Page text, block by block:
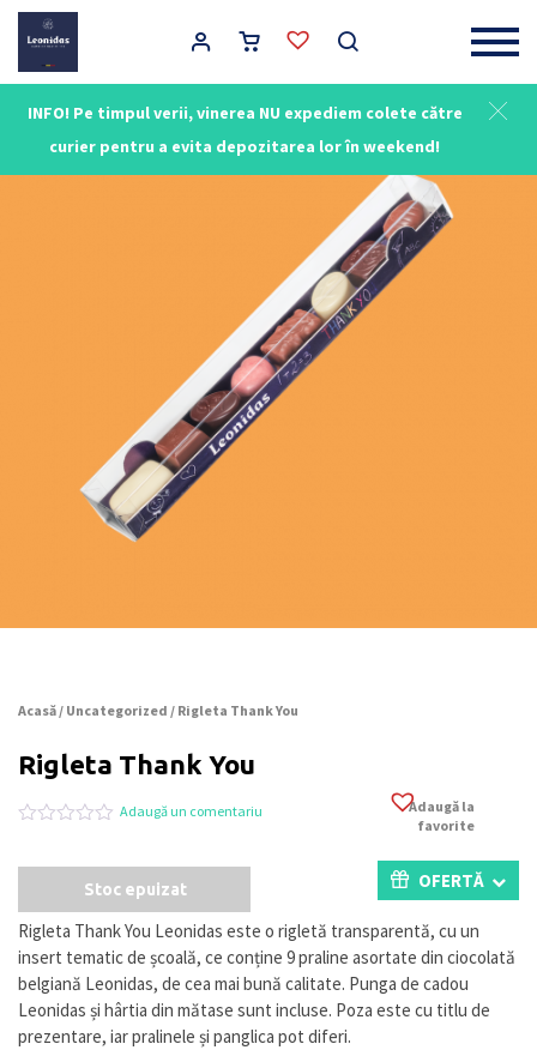
INFO! Pe timpul verii, vinerea NU expediem colete către
curier pentru a evita depozitarea lor în weekend!
Main Navigation
Acasă / Uncategorized / Rigleta Thank You
Rigleta Thank You
5
pe
baza
a
evaluări
de
la
clienți
Adaugă un comentariu
Adaugă la
favorite
Stoc epuizat OFERTĂ
Rigleta Thank You Leonidas este o rigletă transparentă, cu un
insert tematic de școală, ce conține 9 praline asortate din ciocolată
belgiană Leonidas, de cea mai bună calitate. Punga de cadou
Leonidas și hârtia din mătase sunt incluse. Poza este cu titlu de
prezentare, iar pralinele și panglica pot diferi.